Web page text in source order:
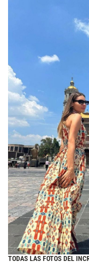
TODAS LAS FOTOS DEL